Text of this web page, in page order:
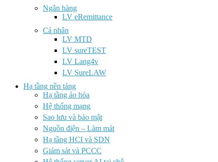
Ngân hàng
LV eRemittance
Cá nhân
LV MTD
LV sureTEST
LV Lang4v
LV SureLAW
Hạ tầng nền tảng
Hạ tầng ảo hóa
Hệ thống mạng
Sao lưu và bảo mật
Nguồn điện – Làm mát
Hạ tầng HCI và SDN
Giám sát và PCCC